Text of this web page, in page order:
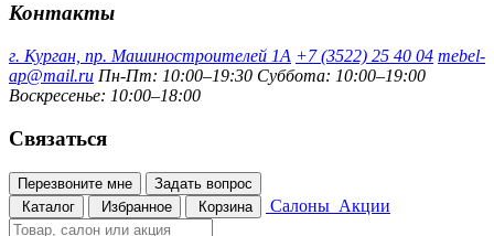
Контакты
г. Курган, пр. Машиностроителей 1А +7 (3522) 25 40 04 mebel-
ap@mail.ru Пн-Пт: 10:00–19:30 Суббота: 10:00–19:00
Воскресенье: 10:00–18:00
Связаться
Перезвоните мне
Задать вопрос
Каталог
Избранное Корзина Салоны Акции